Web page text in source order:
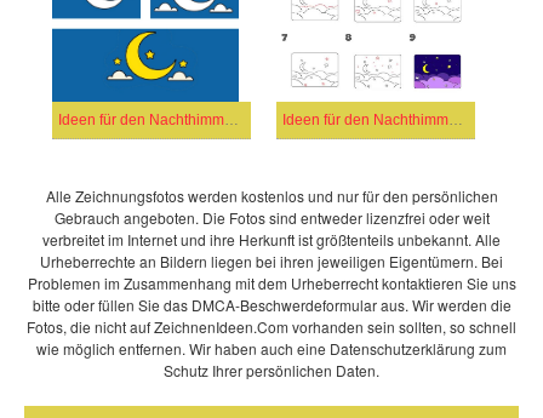
Ideen für den Nachthimmel (3) Ideen für den Nachthimmel (1)
Alle Zeichnungsfotos werden kostenlos und nur für den persönlichen
Gebrauch angeboten. Die Fotos sind entweder lizenzfrei oder weit
verbreitet im Internet und ihre Herkunft ist größtenteils unbekannt. Alle
Urheberrechte an Bildern liegen bei ihren jeweiligen Eigentümern. Bei
Problemen im Zusammenhang mit dem Urheberrecht kontaktieren Sie uns
bitte oder füllen Sie das DMCA-Beschwerdeformular aus. Wir werden die
Fotos, die nicht auf ZeichnenIdeen.Com vorhanden sein sollten, so schnell
wie möglich entfernen. Wir haben auch eine Datenschutzerklärung zum
Schutz Ihrer persönlichen Daten.